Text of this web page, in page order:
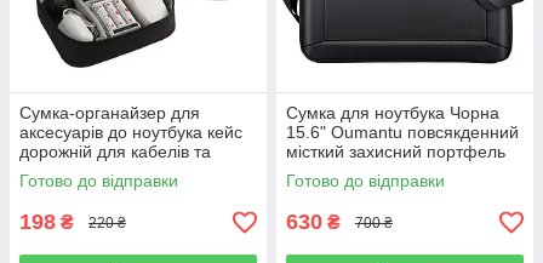
Сумка-органайзер для
аксесуарів до ноутбука кейс
дорожній для кабелів та
зарядки універсальний
чорний
Готово до відправки
198 ₴ 220 ₴
Сумка для ноутбука Чорна
15.6" Oumantu повсякденний
місткий захисний портфель
Готово до відправки
630 ₴ 700 ₴